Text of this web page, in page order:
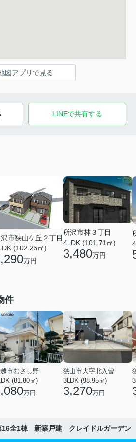
図アプリで見る
LINEで共有する
沢市狭山ケ丘２丁目
(102.26㎡)
万円
所沢市林３丁目
4LDK (101.71㎡)
3,480万円
件
越市むさし野
(81.80㎡)
万円
狭山市大字北入曽
3LDK (98.95㎡)
3,270万円
16全1棟 新築戸建 クレイドルガーデン